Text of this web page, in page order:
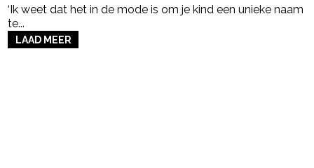
‘Ik weet dat het in de mode is om je kind een unieke naam
te...
LAAD MEER